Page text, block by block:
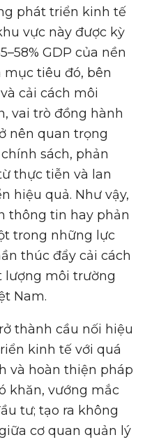
phát triển kinh tế
vực này được kỳ
GDP của nền
tiêu đó, bên
cải cách môi
vai trò đồng hành
nên quan trọng
sách, phản
thực tiễn và lan
hiệu quả. Như vậy,
thông tin hay phản
trong những lực
thúc đẩy cải cách
lượng môi trường
Nam.
thành cầu nối hiệu
kinh tế với quá
và hoàn thiện pháp
khăn, vướng mắc
tư; tạo ra không
cơ quan quản lý